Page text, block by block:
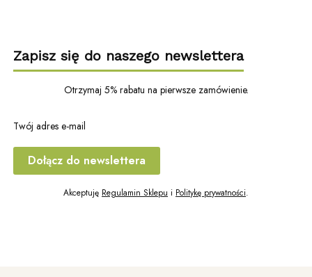
Zapisz się do naszego newslettera
Otrzymaj 5% rabatu na pierwsze zamówienie.
Twój adres e-mail
Dołącz do newslettera
Akceptuję Regulamin Sklepu i Politykę prywatności.